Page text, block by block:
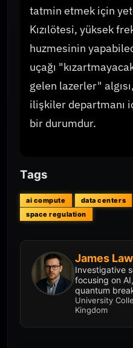
tatmin etmek için
Kızılötesi, yüksek
huzmesinin
uçağı
gelen lazerler"
ilişkiler departmanı
bir durumdur.
Tags
ai compute data centers
space regulation
James
Investigative
focusing on
quantum
University
Kingdom